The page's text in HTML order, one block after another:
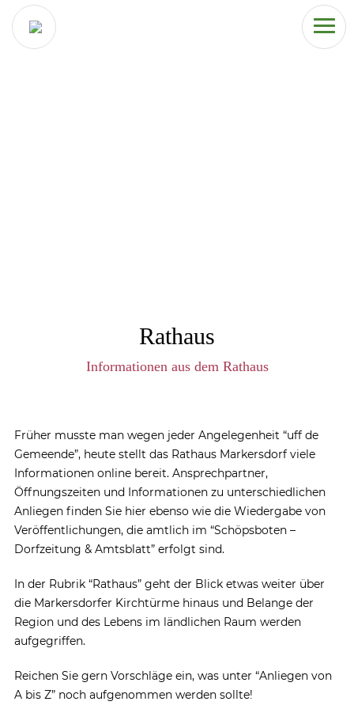
Rathaus
Informationen aus dem Rathaus
Früher musste man wegen jeder Angelegenheit “uff de
Gemeende”, heute stellt das Rathaus Markersdorf viele
Informationen online bereit. Ansprechpartner,
Öffnungszeiten und Informationen zu unterschiedlichen
Anliegen finden Sie hier ebenso wie die Wiedergabe von
Veröffentlichungen, die amtlich im “Schöpsboten –
Dorfzeitung & Amtsblatt” erfolgt sind.
In der Rubrik “Rathaus” geht der Blick etwas weiter über
die Markersdorfer Kirchtürme hinaus und Belange der
Region und des Lebens im ländlichen Raum werden
aufgegriffen.
Reichen Sie gern Vorschläge ein, was unter “Anliegen von
A bis Z” noch aufgenommen werden sollte!